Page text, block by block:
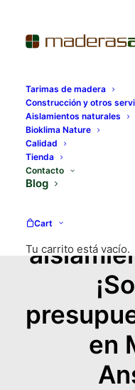
Tarimas de madera
Construcción y otros
Aislamientos naturales
Bioklima Nature
Calidad
Tienda
Contacto
Blog
Cart
Tu carrito está vacío.
calidad.
de
en